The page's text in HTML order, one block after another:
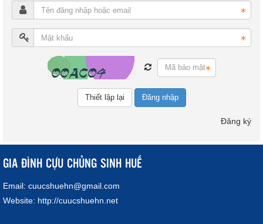
Đăng nhập
Đăng ký
GIA ĐÌNH CỰU CHỦNG SINH HUẾ
Email: cuucshuehn@gmail.com
Website: http://cuucshuehn.net